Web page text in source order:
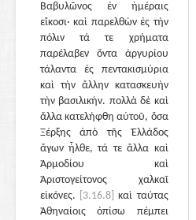
Βαβυλῶνος ἐν ἡμέραις
εἴκοσι· καὶ παρελθὼν ἐς τὴν
πόλιν τά τε χρήματα
παρέλαβεν ὄντα ἀργυρίου
τάλαντα ἐς πεντακισμύρια
καὶ τὴν ἄλλην κατασκευὴν
τὴν βασιλικήν. πολλὰ δὲ καὶ
ἄλλα κατελήφθη αὐτοῦ, ὅσα
Ξέρξης ἀπὸ τῆς Ἑλλάδος
ἄγων ἦλθε, τά τε ἄλλα καὶ
Ἁρμοδίου καὶ
Ἀριστογείτονος χαλκαῖ
εἰκόνες.
[3.16.8] καὶ ταύτας
Ἀθηναίοις ὀπίσω πέμπει